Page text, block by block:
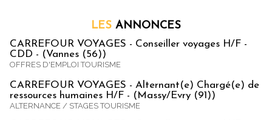
LES ANNONCES
CARREFOUR VOYAGES - Conseiller voyages H/F -
CDD - (Vannes (56))
OFFRES D'EMPLOI TOURISME
CARREFOUR VOYAGES - Alternant(e) Chargé(e) de
ressources humaines H/F - (Massy/Evry (91))
ALTERNANCE / STAGES TOURISME